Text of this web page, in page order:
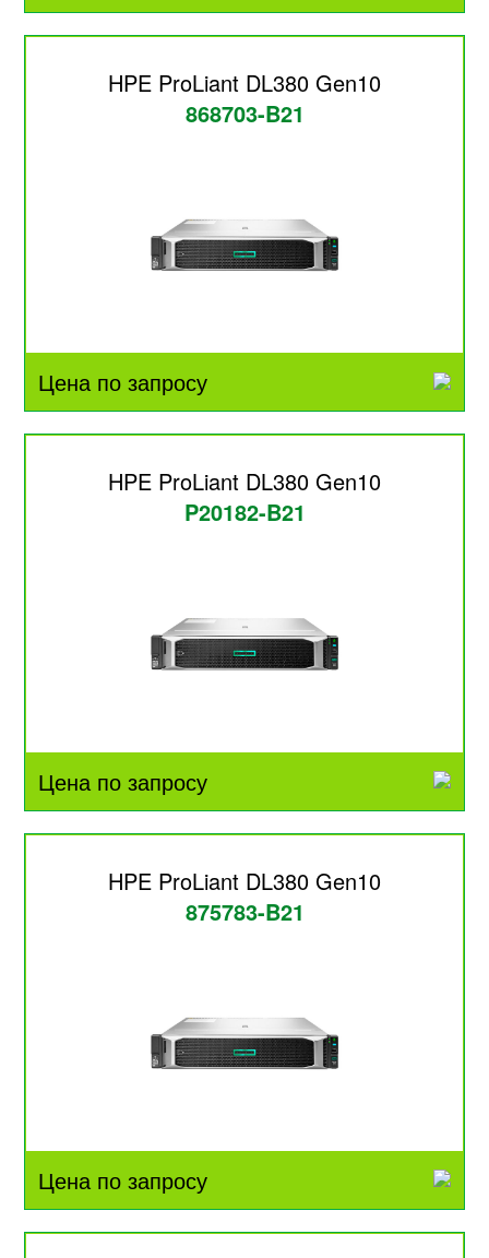
HPE ProLiant DL380 Gen10
868703-B21
Цена по запросу
HPE ProLiant DL380 Gen10
P20182-B21
Цена по запросу
HPE ProLiant DL380 Gen10
875783-B21
Цена по запросу